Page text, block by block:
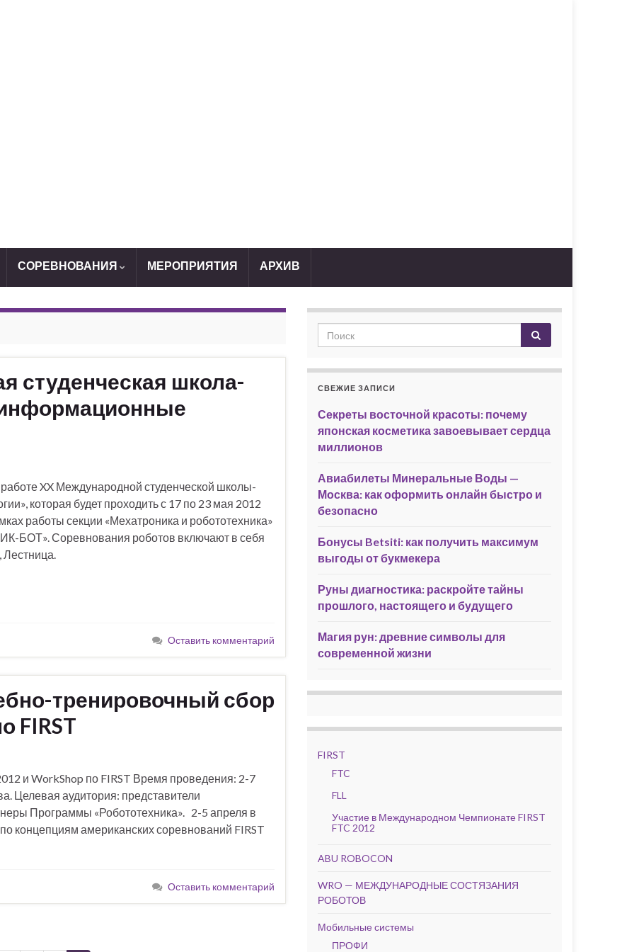
СОРЕВНОВАНИЯ МЕРОПРИЯТИЯ АРХИВ
студенческая школа-
XX Международной студенческой школы-
которая будет проходить с 17 по 23 мая 2012
работы секции «Мехатроника и робототехника»
БОТ». Соревнования роботов включают в себя
Оставить комментарий
тренировочный сбор
FIRST
и WorkShop по FIRST Время проведения: 2-7
Целевая аудитория: представители
Программы «Робототехника». 2-5 апреля в
концепциям американских соревнований FIRST
Оставить комментарий
СВЕЖИЕ ЗАПИСИ
Секреты восточной красоты: почему
японская косметика завоевывает сердца
миллионов
Авиабилеты Минеральные Воды —
Москва: как оформить онлайн быстро и
безопасно
Бонусы Betsiti: как получить максимум
выгоды от букмекера
Руны диагностика: раскройте тайны
прошлого, настоящего и будущего
Магия рун: древние символы для
современной жизни
FIRST
FTC
FLL
Участие в Международном Чемпионате FIRST
FTC 2012
ABU ROBOCON
WRO — МЕЖДУНАРОДНЫЕ СОСТЯЗАНИЯ
РОБОТОВ
Мобильные системы
ПРОФИ